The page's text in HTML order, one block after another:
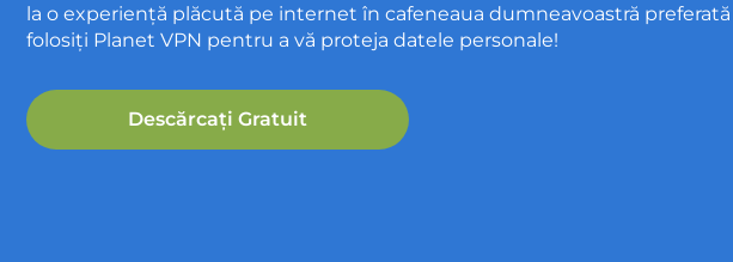
la o experiență plăcută pe internet în cafeneaua dumneavoastră preferată
folosiți Planet VPN pentru a vă proteja datele personale!
Descărcați Gratuit